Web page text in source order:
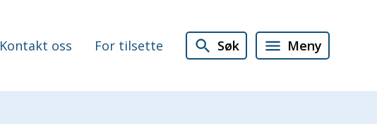
Kontakt oss For tilsette Søk Meny